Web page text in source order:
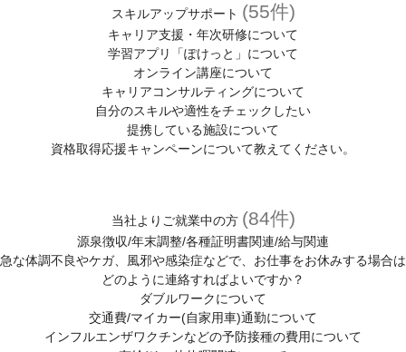
スキルアップサポート (55件)
キャリア支援・年次研修について
学習アプリ「ぽけっと」について
オンライン講座について
キャリアコンサルティングについて
自分のスキルや適性をチェックしたい
提携している施設について
資格取得応援キャンペーンについて教えてください。
当社よりご就業中の方 (84件)
源泉徴収/年末調整/各種証明書関連/給与関連
急な体調不良やケガ、風邪や感染症などで、お仕事をお休みする場合は
どのように連絡すればよいですか？
ダブルワークについて
交通費/マイカー(自家用車)通勤について
インフルエンザワクチンなどの予防接種の費用について